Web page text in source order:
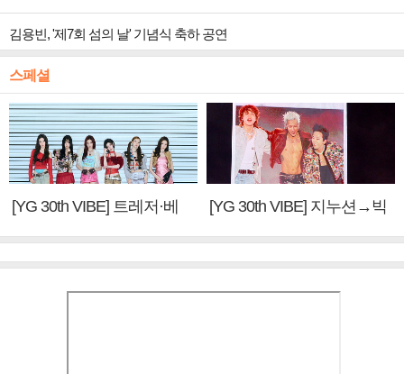
김용빈, '제7회 섬의 날' 기념식 축하 공연
스페셜
[YG 30th VIBE] 트레저·베
[YG 30th VIBE] 지누션→빅